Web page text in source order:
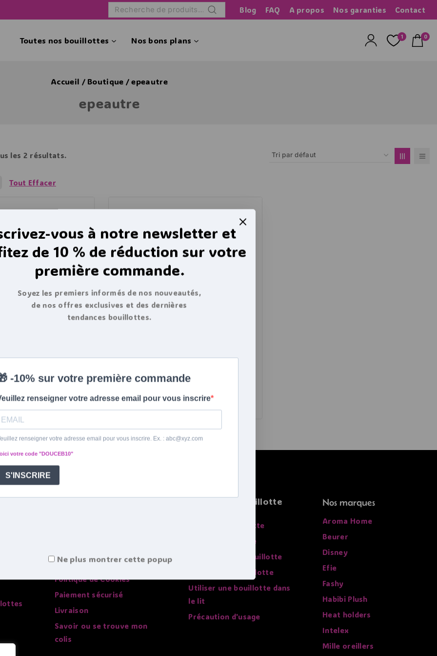
RechercheBlog FAQ A propos Nos garanties Contact
Toutes nos bouillottes Nos bons plans 1 0
Accueil / Boutique / epeautre
epeautre
les 2 résultats.
Tout Effacer
épaule et dos
en coton bio 29 cm
4.66
de 5
25,50€
Infos pratiques
Politique de confidentialité
Politique de Cookies
Paiement sécurisé
Livraison
Savoir ou se trouve mon
colis
Tout sur la bouillotte
Choisir sa bouillotte
Faire sa bouillotte
L'histoire de la bouillotte
Acheter une bouillotte
Utiliser une bouillotte dans
le lit
Précaution d'usage
Nos marques
Aroma Home
Beurer
Disney
Efie
Fashy
Habibi Plush
Heat holders
Intelex
Mille oreillers
vous à notre newsletter et
de 10 % de réduction sur votre
première commande.
Soyez les premiers informés de nos nouveautés,
de nos offres exclusives et des dernières
tendances bouillottes.
Ne plus montrer cette popup